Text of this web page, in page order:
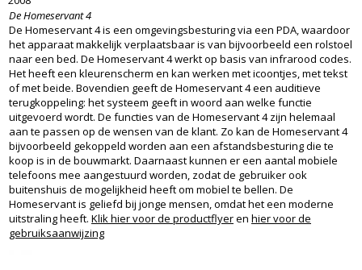
De Homeservant 4
De Homeservant 4 is een omgevingsbesturing via een PDA, waardoor
het apparaat makkelijk verplaatsbaar is van bijvoorbeeld een rolstoel
naar een bed. De Homeservant 4 werkt op basis van infrarood codes.
Het heeft een kleurenscherm en kan werken met icoontjes, met tekst
of met beide. Bovendien geeft de Homeservant 4 een auditieve
terugkoppeling: het systeem geeft in woord aan welke functie
uitgevoerd wordt. De functies van de Homeservant 4 zijn helemaal
aan te passen op de wensen van de klant. Zo kan de Homeservant 4
bijvoorbeeld gekoppeld worden aan een afstandsbesturing die te
koop is in de bouwmarkt. Daarnaast kunnen er een aantal mobiele
telefoons mee aangestuurd worden, zodat de gebruiker ook
buitenshuis de mogelijkheid heeft om mobiel te bellen. De
Homeservant is geliefd bij jonge mensen, omdat het een moderne
uitstraling heeft. Klik hier voor de productflyeren hier voor de
gebruiksaanwijzing